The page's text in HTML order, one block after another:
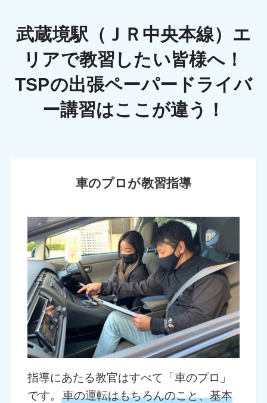
武蔵境駅（ＪＲ中央本線）エ
リアで教習したい皆様へ！
TSPの出張ペーパードライバ
ー講習はここが違う！
車のプロが教習指導
指導にあたる教官はすべて「車のプロ」
です。車の運転はもちろんのこと、基本